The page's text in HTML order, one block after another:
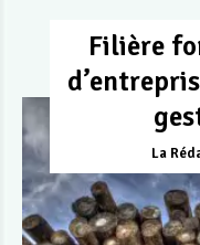
Filière
La